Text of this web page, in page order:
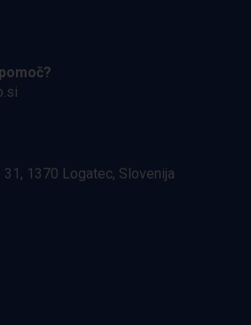
31, 1370 Logatec, Slovenija